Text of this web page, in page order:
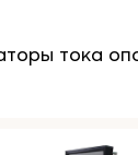
тока